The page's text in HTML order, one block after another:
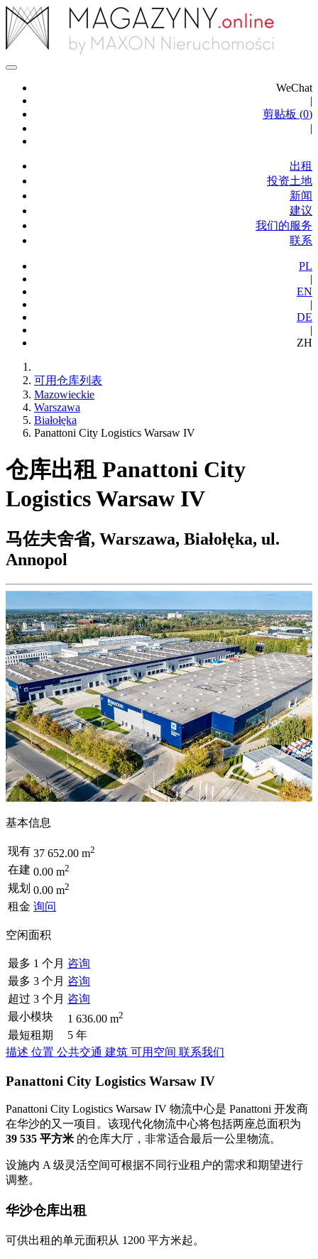
WeChat
|
剪贴板 (0)
|
出租
投资土地
新闻
建议
我们的服务
联系
PL
|
EN
|
DE
|
ZH
可用仓库列表
Mazowieckie
Warszawa
Białołęka
Panattoni City Logistics Warsaw IV
仓库出租 Panattoni City
Logistics Warsaw IV
马佐夫舍省, Warszawa, Białołęka, ul.
Annopol
基本信息
现有 37 652.00 m2
在建 0.00 m2
规划 0.00 m2
租金 询问
空闲面积
最多 1 个月 咨询
最多 3 个月 咨询
超过 3 个月 咨询
最小模块
1 636.00 m2
最短租期
5 年
描述 位置 公共交通 建筑 可用空间 联系我们
Panattoni City Logistics Warsaw IV
Panattoni City Logistics Warsaw IV 物流中心是 Panattoni 开发商
在华沙的又一项目。该现代化物流中心将包括两座总面积为
39 535 平方米 的仓库大厅，非常适合最后一公里物流。
设施内 A 级灵活空间可根据不同行业租户的需求和期望进行
调整。
华沙仓库出租
可供出租的单元面积从 1200 平方米起。